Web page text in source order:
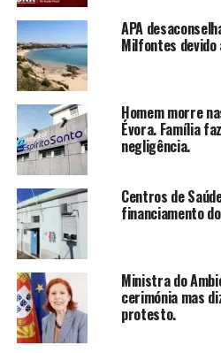
APA
Milfontes
Homem morre
Évora. Família
negligência.
Centros de
financiamento
Ministra do
cerimónia mas
protesto.